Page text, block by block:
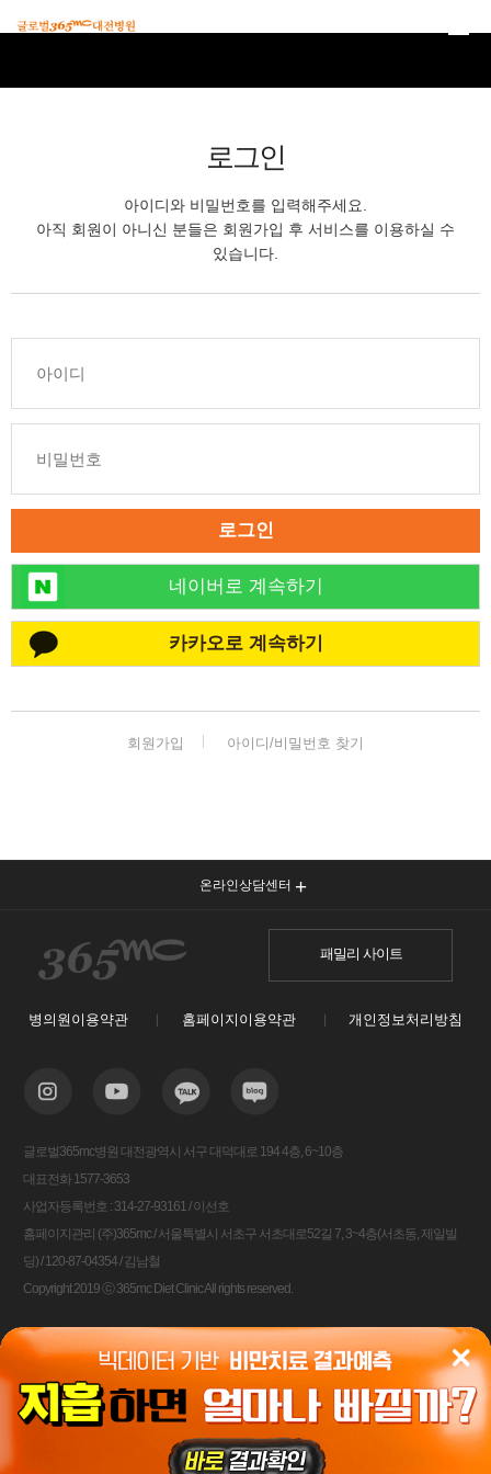
로그인
아이디와 비밀번호를 입력해주세요.
아직 회원이 아니신 분들은 회원가입 후 서비스를 이용하실 수
있습니다.
로그인
네이버로 계속하기
카카오로 계속하기
회원가입 아이디/비밀번호 찾기
온라인상담센터
패밀리 사이트
병의원이용약관 홈페이지이용약관 개인정보처리방침
글로벌365mc병원 대전광역시 서구 대덕대로 194 4층, 6~10층
대표전화 1577-3653
사업자등록번호 : 314-27-93161 / 이선호
홈페이지관리 (주)365mc / 서울특별시 서초구 서초대로52길 7, 3~4층(서초동, 제일빌
딩) / 120-87-04354 / 김남철
Copyright 2019 ⓒ 365mc Diet Clinic All rights reserved.